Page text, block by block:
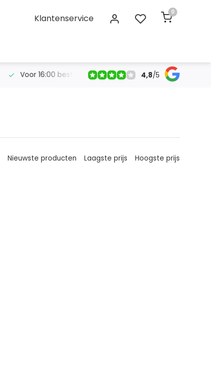
Klantenservice
0
Voor 16:00 bestelt, morgen in huis! Gratis
4,8/5
Nieuwste producten Laagste prijs Hoogste prijs